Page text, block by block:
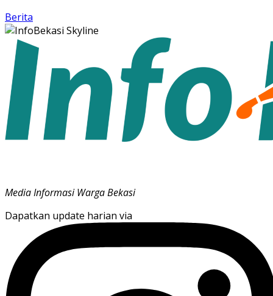
Berita
Media Informasi Warga Bekasi
Dapatkan update harian via